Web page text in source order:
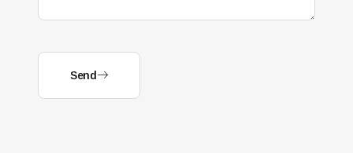
Send